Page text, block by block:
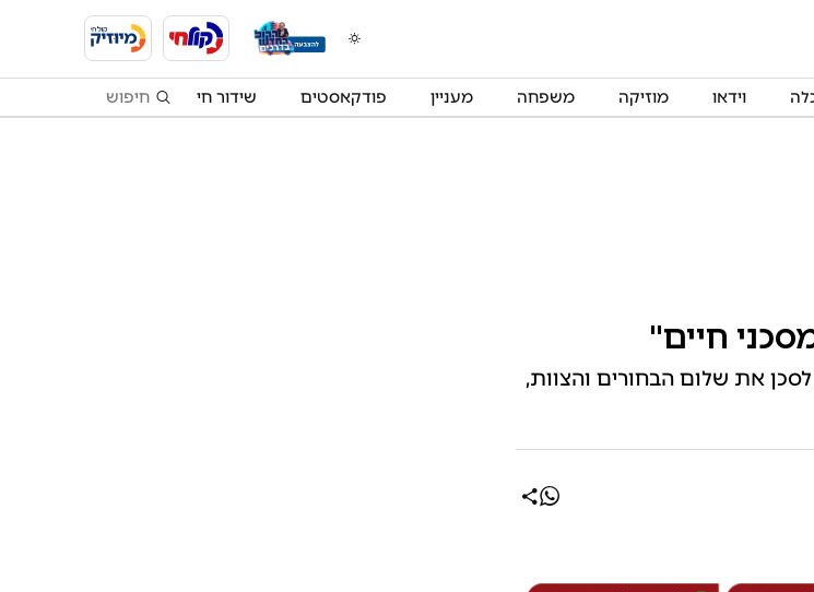
וידאו מוזיקה משפחה מעניין פודקאסטים שידור חי
חיים"
את שלום הבחורים והצוות,